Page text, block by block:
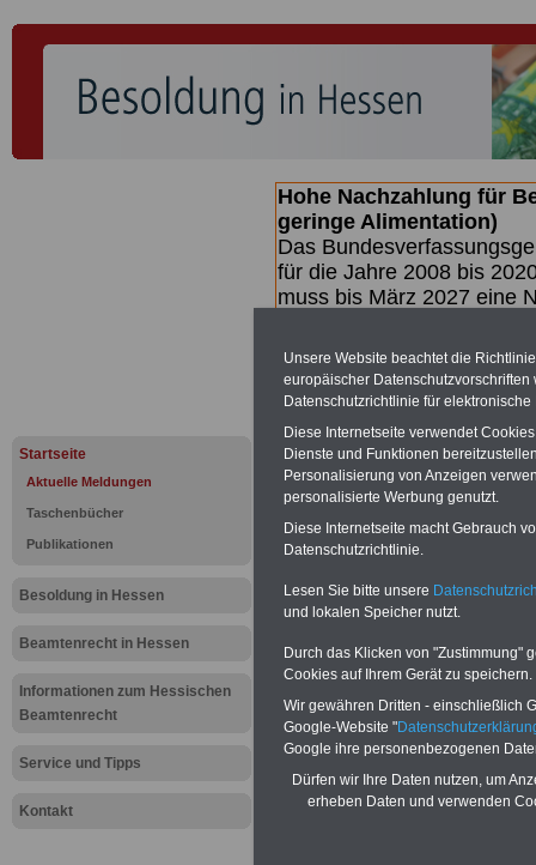
Startseite
Aktuelle Meldungen
Taschenbücher
Publikationen
Besoldung in Hessen
Beamtenrecht in Hessen
Informationen zum Hessischen
Beamtenrecht
Service und Tipps
Kontakt
Hohe Nachzahlung für
geringe Alimentation)
Das
für die Jahre 2008 bis
muss bis März 2027 eine
(Beamte &
geben (Medienberichten
mind.3.000 und 13.000
hierzu eine Broschüre
des Gesetzentwurfs der
(wahrscheinlich im
Broschüre.
Meldung
Kürzere
BEHÖRDEN-ABOmit drei
25,00 Euro: Wissenswertes für
und Beamte, Beamten-
(Bund/Länder) sowie Beihilferecht
Unsere Website beachtet die
europäischer
Datenschutzrichtlinie für
Diese Internetseite verwendet
Dienste und Funktionen
Personalisierung von Anzeigen
personalisierte Werbung genutzt.
Diese Internetseite macht Gebrauch
Datenschutzrichtlinie.
Lesen Sie bitte unsere
und lokalen Speicher nutzt.
Durch das Klicken von "Zustimmung"
Cookies auf Ihrem Gerät zu speichern.
Wir gewähren Dritten - einschließlich
Google-Website "
Google ihre personenbezogenen
Dürfen wir Ihre Daten nutzen, um
erheben Daten und verwenden